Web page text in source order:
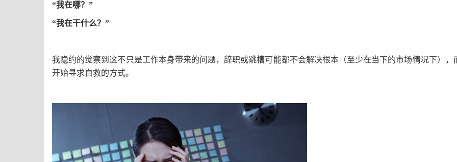
“我在哪？”
“我在干什么？”
我隐约的觉察到这不只是工作本身带来的问题，辞职或跳槽可能都不会解决根本 （至少在当下的市场情况下）
，
开始寻求自救的方式。